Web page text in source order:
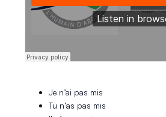
Je n’ai pas mis
Tu n’as pas mis